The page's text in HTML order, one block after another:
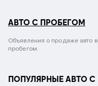
АВТО С ПРОБЕГОМ
Объявления о продаже авто
пробегом.
ПОПУЛЯРНЫЕ АВТО